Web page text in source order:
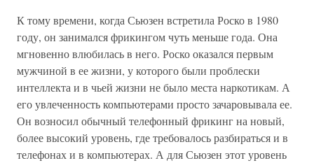
К тому времени, когда Сьюзен встретила Роско в 1980
году, он занимался фрикингом чуть меньше года. Она
мгновенно влюбилась в него. Роско оказался первым
мужчиной в ее жизни, у которого были проблески
интеллекта и в чьей жизни не было места наркотикам. А
его увлеченность компьютерами просто зачаровывала ее.
Он возносил обычный телефонный фрикинг на новый,
более высокий уровень, где требовалось разбираться и в
телефонах и в компьютерах. А для Сьюзен этот уровень